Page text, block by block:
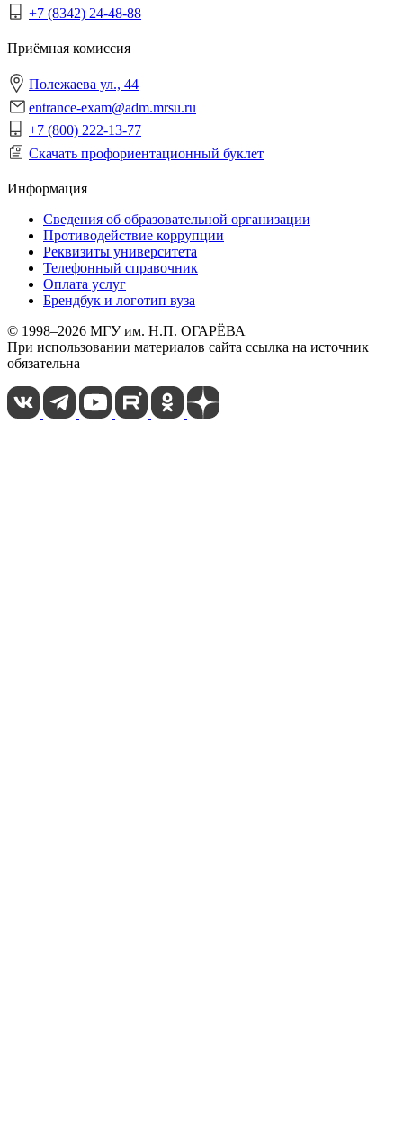
+7 (8342) 24-48-88
Приёмная комиссия
Полежаева ул., 44
entrance-exam@adm.mrsu.ru
+7 (800) 222-13-77
Скачать профориентационный буклет
Информация
Сведения об образовательной организации
Противодействие коррупции
Реквизиты университета
Телефонный справочник
Оплата услуг
Брендбук и логотип вуза
© 1998–2026 МГУ им. Н.П. ОГАРЁВА
При использовании материалов сайта ссылка на источник
обязательна